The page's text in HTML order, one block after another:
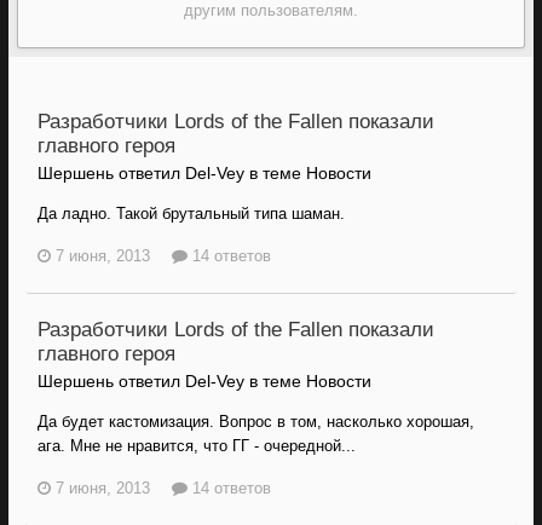
другим пользователям.
Разработчики Lords of the Fallen показали
главного героя
Шершень ответил Del-Vey в теме Новости
Да ладно. Такой брутальный типа шаман.
7 июня, 2013 14 ответов
Разработчики Lords of the Fallen показали
главного героя
Шершень ответил Del-Vey в теме Новости
Да будет кастомизация. Вопрос в том, насколько хорошая,
ага. Мне не нравится, что ГГ - очередной...
7 июня, 2013 14 ответов